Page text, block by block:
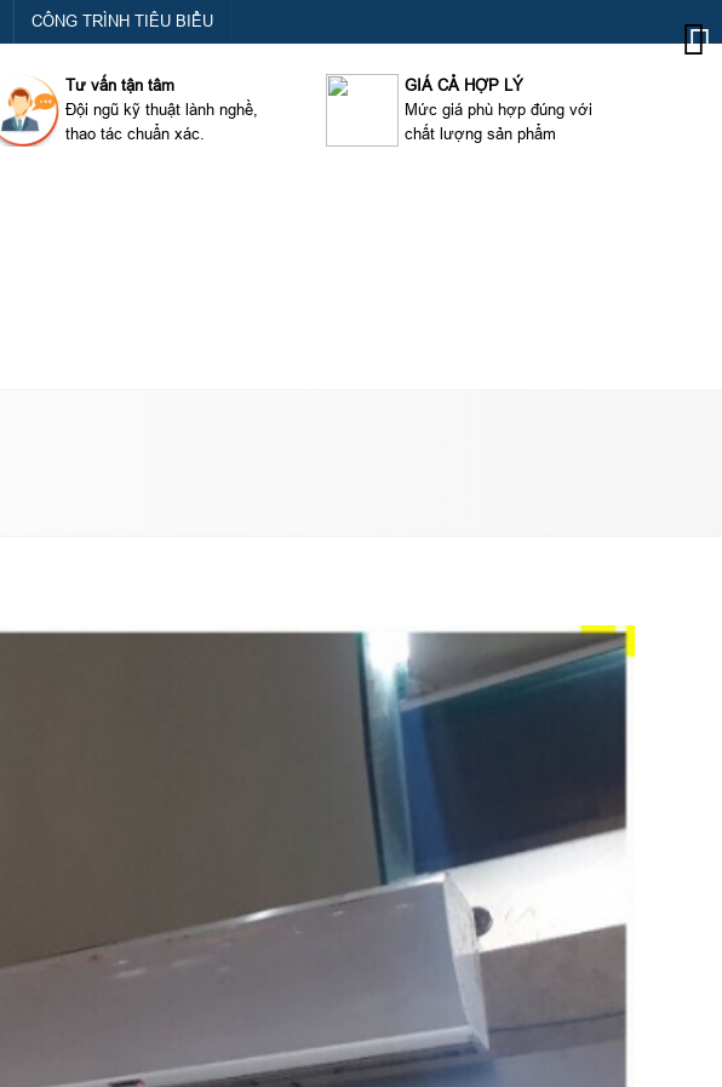
CÔNG TRÌNH TIÊU BIỂU
Tư vấn tận tâm
Đội ngũ kỹ thuật lành nghề,
thao tác chuẩn xác.
GIÁ CẢ HỢP LÝ
Mức giá phù hợp đúng với
chất lượng sản phẩm